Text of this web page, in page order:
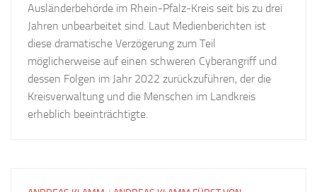
Ausländerbehörde im Rhein-Pfalz-Kreis seit bis zu drei
Jahren unbearbeitet sind. Laut Medienberichten ist
diese dramatische Verzögerung zum Teil
möglicherweise auf einen schweren Cyberangriff und
dessen Folgen im Jahr 2022 zurückzuführen, der die
Kreisverwaltung und die Menschen im Landkreis
erheblich beeinträchtigte.